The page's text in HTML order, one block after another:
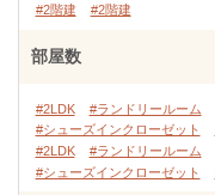
#2階建 #2階建
部屋数
#2LDK #ランドリールーム
#シューズインクローゼット
#2LDK
#ランドリールーム
#シューズインクローゼット